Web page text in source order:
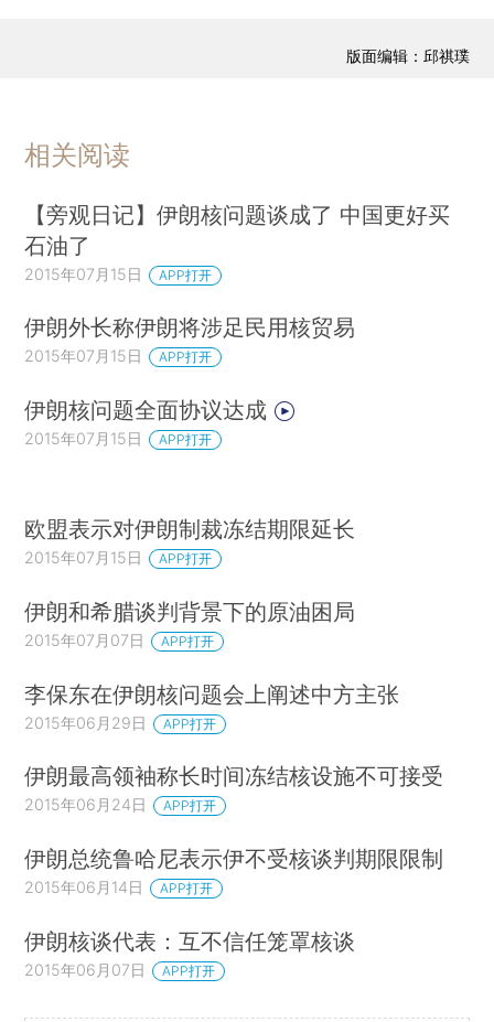
版面编辑：邱祺璞
相关阅读
【旁观日记】伊朗核问题谈成了 中国更好买
石油了
2015年07月15日 APP打开
伊朗外长称伊朗将涉足民用核贸易
2015年07月15日 APP打开
伊朗核问题全面协议达成
2015年07月15日 APP打开
欧盟表示对伊朗制裁冻结期限延长
2015年07月15日 APP打开
伊朗和希腊谈判背景下的原油困局
2015年07月07日 APP打开
李保东在伊朗核问题会上阐述中方主张
2015年06月29日 APP打开
伊朗最高领袖称长时间冻结核设施不可接受
2015年06月24日 APP打开
伊朗总统鲁哈尼表示伊不受核谈判期限限制
2015年06月14日 APP打开
伊朗核谈代表：互不信任笼罩核谈
2015年06月07日 APP打开